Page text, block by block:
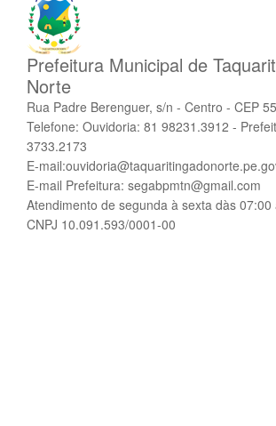
Prefeitura Municipal de
Norte
Rua Padre Berenguer, s/n - Centro - CEP
Telefone: Ouvidoria: 81 98231.3912 -
3733.2173
E-
E-mail Prefeitura: segabpmtn@gmail.com
Atendimento de segunda à sexta dàs 07:00
CNPJ 10.091.593/0001-00